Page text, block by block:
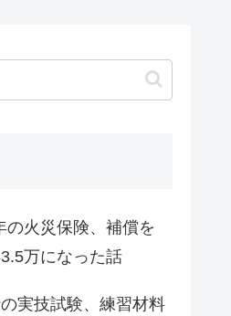
火災保険、補償を
万になった話
実技試験、練習材料